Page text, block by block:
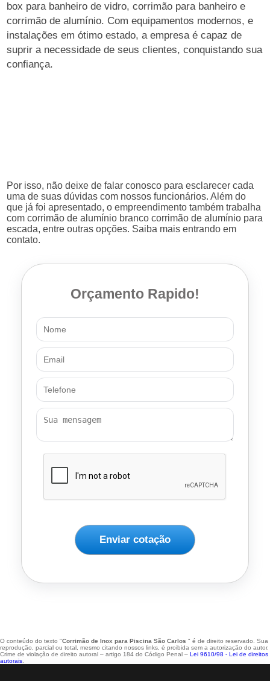
box para banheiro de vidro, corrimão para banheiro e
corrimão de alumínio. Com equipamentos modernos, e
instalações em ótimo estado, a empresa é capaz de
suprir a necessidade de seus clientes, conquistando sua
confiança.
Por isso, não deixe de falar conosco para esclarecer cada
uma de suas dúvidas com nossos funcionários. Além do
que já foi apresentado, o empreendimento também trabalha
com corrimão de alumínio branco corrimão de alumínio para
escada, entre outras opções. Saiba mais entrando em
contato.
Orçamento Rapido!
Enviar cotação
O conteúdo do texto "Corrimão de Inox para Piscina São Carlos " é de direito reservado. Sua
reprodução, parcial ou total, mesmo citando nossos links, é proibida sem a autorização do autor.
Crime de violação de direito autoral – artigo 184 do Código Penal – Lei 9610/98 - Lei de direitos
autorais